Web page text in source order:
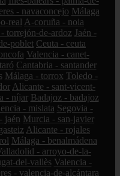
- navaconcejo Málaga
real A-coruña - noia
torrejón-de-ardoz Jaén -
poblet Ceuta - ceuta
Valencia - canet-
Cantabria - santander
Málaga - torrox Toledo -
Alicante - sant-vicent-
- níjar Badajoz - badajoz
- mislata Segovia -
jaén Murcia - san-javier
Alicante - rojales
Málaga - benalmádena
- arroyo-de-la-
del-vallès Valencia -
- valencia-de-alcántara